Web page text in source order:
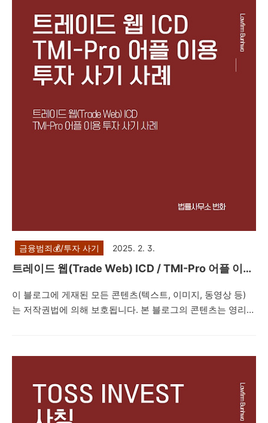
은 'UBS라는 유명 스위스 은행을 사칭하여 UBSVin MAX'라는
허위의 MTS(Mobile Trading System) 어플을 이용한 투자를
권유하면서 네이버 밴드방, 카카오톡 단체채팅방 등을 통해 지
수 투자, 레버리지 거래, 해외 선물 등으로 고수익을 얻을 수 있
다며 피해자들에게 접근한 뒤 피해자들을 속여 투자자들로부
터 투자를 유도하는 내용..
금융범죄💰/투자 사기 2025. 2. 3.
트레이드 웹(Trade Web) ICD / TMI-Pro 어플 이용
이 블로그에 게재된 모든 콘텐츠(텍스트, 이미지, 동영상 등)
는 저작권법에 의해 보호됩니다. 본 블로그의 콘텐츠는 영리적
권자의 동의 없이 본 콘텐츠를 사용하는 것은 법적 책임을 초
은 '트레이드 웹(Trade Web) ICD / TMI-Pro'라는 허위의
MTS(Mobile Trading System) 어플을 이용한 투자를 권유하
면서 네이버 밴드방, 카카오톡 단체채팅방 등을 통해 지수 투